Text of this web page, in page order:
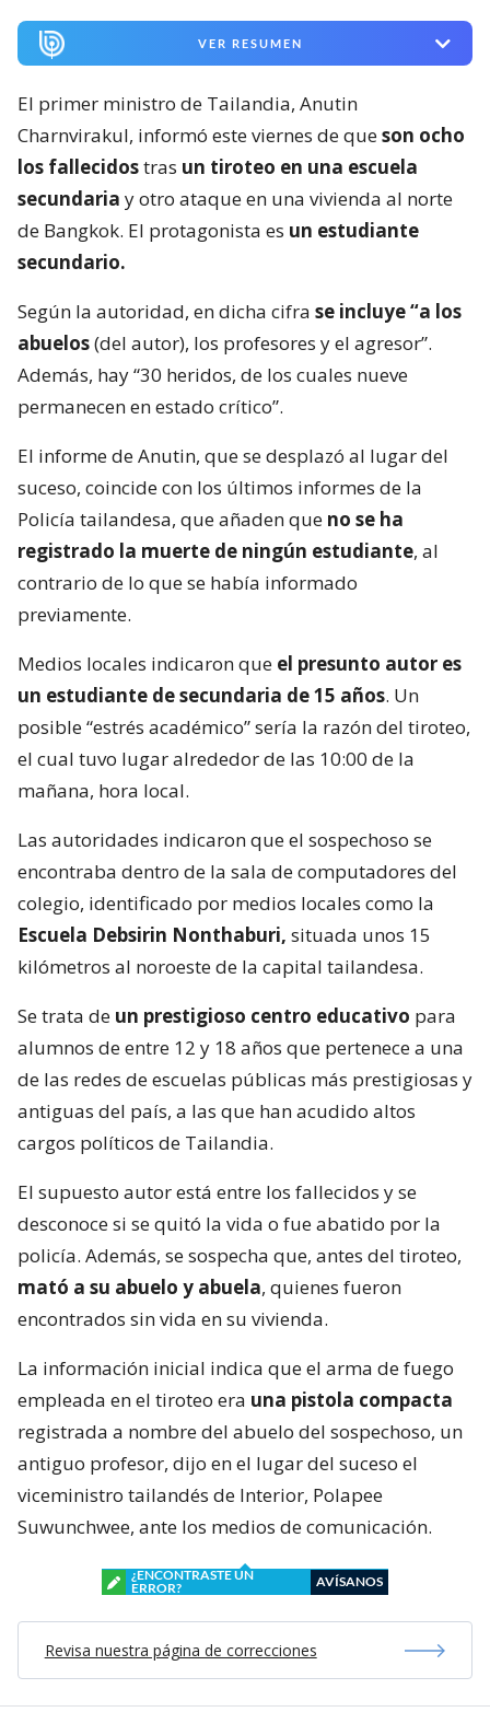
VER RESUMEN
El primer ministro de Tailandia, Anutin
Charnvirakul, informó este viernes de queson ocho
los fallecidostras un tiroteo en una escuela
secundaria y otro ataque en una vivienda al norte
de Bangkok. El protagonista es un estudiante
secundario.
Según la autoridad, en dicha cifra se incluye “a los
abuelos(del autor), los profesores y el agresor”.
Además, hay “30 heridos, de los cuales nueve
permanecen en estado crítico”.
El informe de Anutin, que se desplazó al lugar del
suceso, coincide con los últimos informes de la
Policía tailandesa, que añaden que no se ha
registrado la muerte de ningún estudiante, al
contrario de lo que se había informado
previamente.
Medios locales indicaron que el presunto autor es
un estudiante de secundaria de 15 años. Un
posible “estrés académico” sería la razón del tiroteo,
el cual tuvo lugar alrededor de las 10:00 de la
mañana, hora local.
Las autoridades indicaron que el sospechoso se
encontraba dentro de la sala de computadores del
colegio, identificado por medios locales como la
Escuela Debsirin Nonthaburi, situada unos 15
kilómetros al noroeste de la capital tailandesa.
Se trata de un prestigioso centro educativo para
alumnos de entre 12 y 18 años que pertenece a una
de las redes de escuelas públicas más prestigiosas y
antiguas del país, a las que han acudido altos
cargos políticos de Tailandia.
El supuesto autor está entre los fallecidos y se
desconoce si se quitó la vida o fue abatido por la
policía. Además, se sospecha que, antes del tiroteo,
mató a su abuelo y abuela, quienes fueron
encontrados sin vida en su vivienda.
La información inicial indica que el arma de fuego
empleada en el tiroteo era una pistola compacta
registrada a nombre del abuelo del sospechoso, un
antiguo profesor, dijo en el lugar del suceso el
viceministro tailandés de Interior, Polapee
Suwunchwee, ante los medios de comunicación.
¿ENCONTRASTE UN
ERROR?
AVÍSANOS
Revisa nuestra página de correcciones